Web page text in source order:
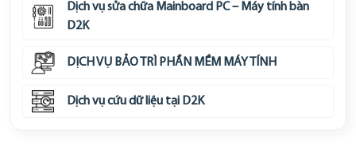
Dịch vụ sửa chữa Mainboard PC – Máy tính bàn
D2K
DỊCH VỤ BẢO TRÌ PHẦN MỀM MÁY TÍNH
Dịch vụ cứu dữ liệu tại D2K